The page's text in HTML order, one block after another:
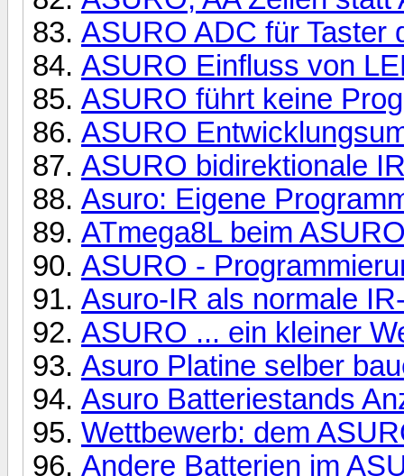
ASURO ADC für Taster
ASURO Einfluss von
ASURO führt keine
ASURO
ASURO bidirektionale
Asuro: Eigene
ATmega8L beim
ASURO -
Asuro-IR als normale
ASURO ... ein kleiner
Asuro Platine selber
Asuro Batteriestands
Wettbewerb: dem
Andere Batterien im